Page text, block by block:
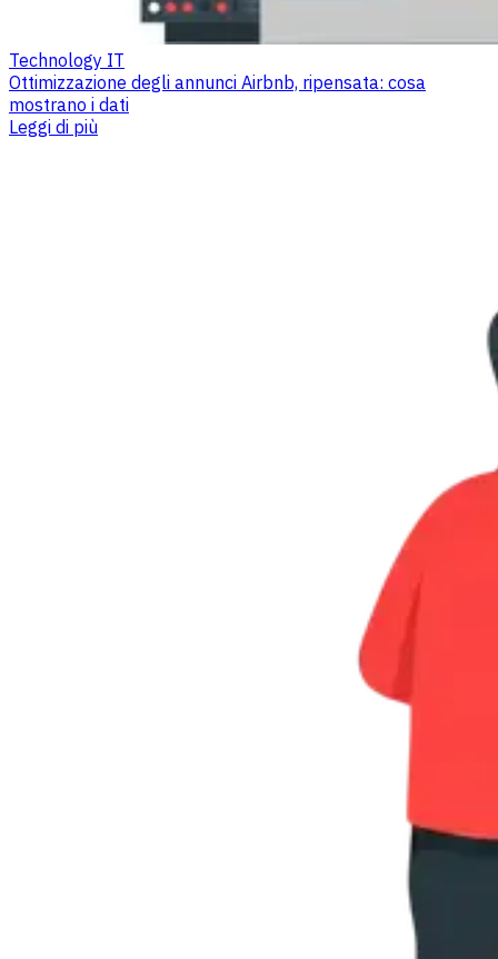
Technology IT
Ottimizzazione degli annunci Airbnb, ripensata: cosa
mostrano i dati
Leggi di più